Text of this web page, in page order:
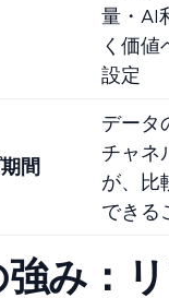
量・AI
く価値
設定
間
データ
チャネ
が、比
できる
み：